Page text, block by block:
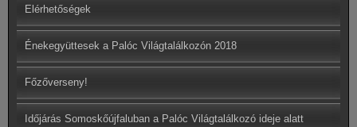
Elérhetőségek
Énekegyüttesek a Palóc Világtalálkozón 2018
Főzőverseny!
Időjárás Somoskőújfaluban a Palóc Világtalálkozó ideje alatt